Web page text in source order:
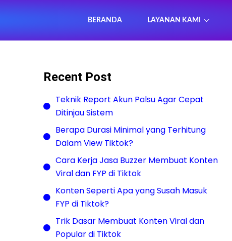
BERANDA LAYANAN KAMI
Recent Post
Teknik Report Akun Palsu Agar Cepat
Ditinjau Sistem
Berapa Durasi Minimal yang Terhitung
Dalam View Tiktok?
Cara Kerja Jasa Buzzer Membuat Konten
Viral dan FYP di Tiktok
Konten Seperti Apa yang Susah Masuk
FYP di Tiktok?
Trik Dasar Membuat Konten Viral dan
Popular di Tiktok